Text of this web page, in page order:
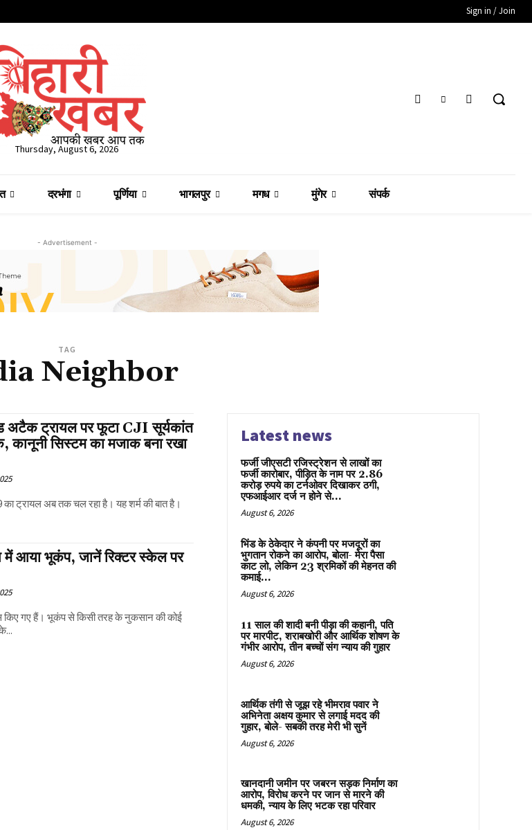
Sign in / Join
Thursday, August 6, 2026
दरभंगा पूर्णिया भागलपुर मगध मुंगेर संपर्क
- Advertisement -
TAG
Neighbor
अटैक ट्रायल पर फूटा CJI सूर्यकांत
कानूनी सिस्टम का मजाक बना रखा
ट्रायल अब तक चल रहा है। यह शर्म की बात है।
में आया भूकंप, जानें रिक्टर स्केल पर
गए हैं। भूकंप से किसी तरह के नुकसान की कोई
Latest news
फर्जी जीएसटी रजिस्ट्रेशन से लाखों का
फर्जी कारोबार, पीड़ित के नाम पर 2.86
करोड़ रुपये का टर्नओवर दिखाकर ठगी,
एफआईआर दर्ज न होने से...
August 6, 2026
भिंड के ठेकेदार ने कंपनी पर मजदूरों का
भुगतान रोकने का आरोप, बोला- मेरा पैसा
काट लो, लेकिन 23 श्रमिकों की मेहनत की
कमाई...
August 6, 2026
11 साल की शादी बनी पीड़ा की कहानी, पति
पर मारपीट, शराबखोरी और आर्थिक शोषण के
गंभीर आरोप, तीन बच्चों संग न्याय की गुहार
August 6, 2026
आर्थिक तंगी से जूझ रहे भीमराव पवार ने
अभिनेता अक्षय कुमार से लगाई मदद की
गुहार, बोले- सबकी तरह मेरी भी सुनें
August 6, 2026
खानदानी जमीन पर जबरन सड़क निर्माण का
आरोप, विरोध करने पर जान से मारने की
धमकी, न्याय के लिए भटक रहा परिवार
August 6, 2026